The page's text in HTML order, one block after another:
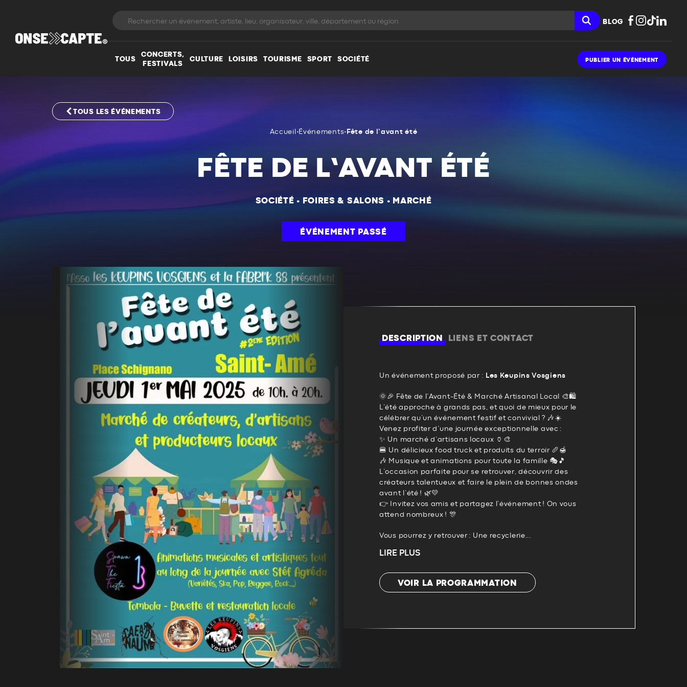
BLOG
TOUS
CONCERTS,
FESTIVALS
CULTURE LOISIRS TOURISME SPORT SOCIÉTÉ PUBLIER UN ÉVÉNEMENT
TOUS LES ÉVÉNEMENTS
Accueil •Événements• Fête de l’avant été
FÊTE DE L’AVANT ÉTÉ
SOCIÉTÉ • FOIRES & SALONS • MARCHÉ
ÉVÉNEMENT PASSÉ
DESCRIPTION LIENS ET CONTACT
Un événement proposé par : Les Keupins Vosgiens
🌞🎉 Fête de l’Avant-Été & Marché Artisanal Local 🎨🛍
L’été approche à grands pas, et quoi de mieux pour le
célébrer qu’un événement festif et convivial ? 🎶☀️
Venez profiter d’une journée exceptionnelle avec :
✨ Un marché d’artisans locaux 🏺🎨
🍔 Un délicieux food truck et produits du terroir 🥖🍯
🎶 Musique et animations pour toute la famille 🎭🎵
L’occasion parfaite pour se retrouver, découvrir des
créateurs talentueux et faire le plein de bonnes ondes
avant l’été ! 🌿💛
👉 Invitez vos amis et partagez l’événement ! On vous
attend nombreux ! 🎊
Vous pourrez y retrouver : Une recyclerie...
LIRE PLUS
VOIR LA PROGRAMMATION